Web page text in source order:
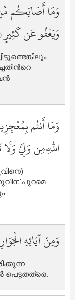
وَمَا أَصَابَكُم
وَيَعْفُو عَن كَثِيرٍ( 30 )
وَمَا أَنتُم
اللَّهِ مِن وَلِيٍّ
പുറമെ
وَمِنْ آيَاتِهِ
പെട്ടതത്രെ.